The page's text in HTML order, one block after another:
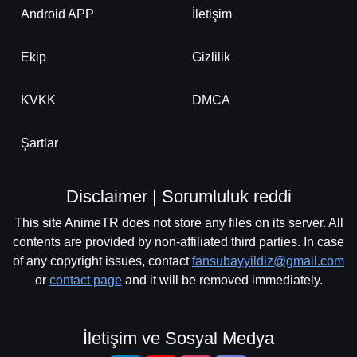
Android APP İletişim
Ekip Gizlilik
KVKK DMCA
Şartlar
Disclaimer | Sorumluluk reddi
This site AnimeTR does not store any files on its server. All
contents are provided by non-affiliated third parties. In case
of any copyright issues, contactfansubayyildiz@gmail.com
or contact pageand it will be removed immediately.
İletişim ve Sosyal Medya